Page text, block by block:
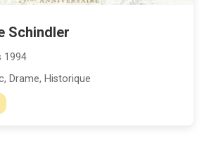
Schindler
1994
Drame, Historique